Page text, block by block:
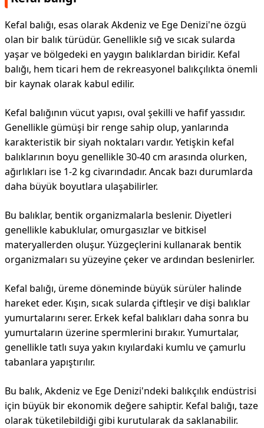
Kefal balığı, esas olarak Akdeniz ve Ege Denizi'ne özgü
olan bir balık türüdür. Genellikle sığ ve sıcak sularda
yaşar ve bölgedeki en yaygın balıklardan biridir. Kefal
balığı, hem ticari hem de rekreasyonel balıkçılıkta önemli
bir kaynak olarak kabul edilir.
Kefal balığının vücut yapısı, oval şekilli ve hafif yassıdır.
Genellikle gümüşi bir renge sahip olup, yanlarında
karakteristik bir siyah noktaları vardır. Yetişkin kefal
balıklarının boyu genellikle 30-40 cm arasında olurken,
ağırlıkları ise 1-2 kg civarındadır. Ancak bazı durumlarda
daha büyük boyutlara ulaşabilirler.
Bu balıklar, bentik organizmalarla beslenir. Diyetleri
genellikle kabuklular, omurgasızlar ve bitkisel
materyallerden oluşur. Yüzgeçlerini kullanarak bentik
organizmaları su yüzeyine çeker ve ardından beslenirler.
Kefal balığı, üreme döneminde büyük sürüler halinde
hareket eder. Kışın, sıcak sularda çiftleşir ve dişi balıklar
yumurtalarını serer. Erkek kefal balıkları daha sonra bu
yumurtaların üzerine spermlerini bırakır. Yumurtalar,
genellikle tatlı suya yakın kıyılardaki kumlu ve çamurlu
tabanlara yapıştırılır.
Bu balık, Akdeniz ve Ege Denizi'ndeki balıkçılık endüstrisi
için büyük bir ekonomik değere sahiptir. Kefal balığı, taze
olarak tüketilebildiği gibi kurutularak da saklanabilir.